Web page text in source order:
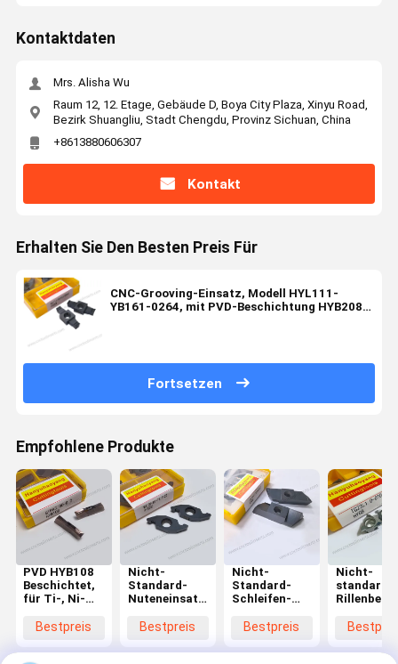
Kontaktdaten
Mrs. Alisha Wu
Raum 12, 12. Etage, Gebäude D, Boya City Plaza, Xinyu Road,
Bezirk Shuangliu, Stadt Chengdu, Provinz Sichuan, China
+8613880606307
Kontakt
Erhalten Sie Den Besten Preis Für
CNC-Grooving-Einsatz, Modell HYL111-
YB161-0264, mit PVD-Beschichtung HYB208,
Fortsetzen
Empfohlene Produkte
PVD HYB108
Beschichtet,
für Ti-, Ni-
Druck- und
(> 55 HRC)
Bestpreis
Nicht-
Standard-
Nuteneinsatz
T1.7-2Z mit
Beschichtung
Bestpreis
Nicht-
Standard-
Schleifen-
PVD-
HYB208 für
Bestpreis
Nicht-
TG22L1.0-